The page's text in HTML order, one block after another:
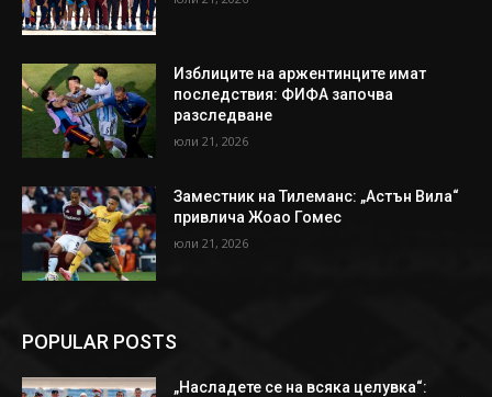
Изблиците на аржентинците имат
последствия: ФИФА започва
разследване
юли 21, 2026
Заместник на Тилеманс: „Астън Вила“
привлича Жоао Гомес
юли 21, 2026
POPULAR POSTS
„Насладете се на всяка целувка“: